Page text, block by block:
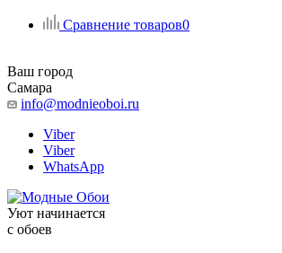
Сравнение товаров0
Ваш город
Самара
info@modnieoboi.ru
Viber
Viber
WhatsApp
Уют начинается
c обоев